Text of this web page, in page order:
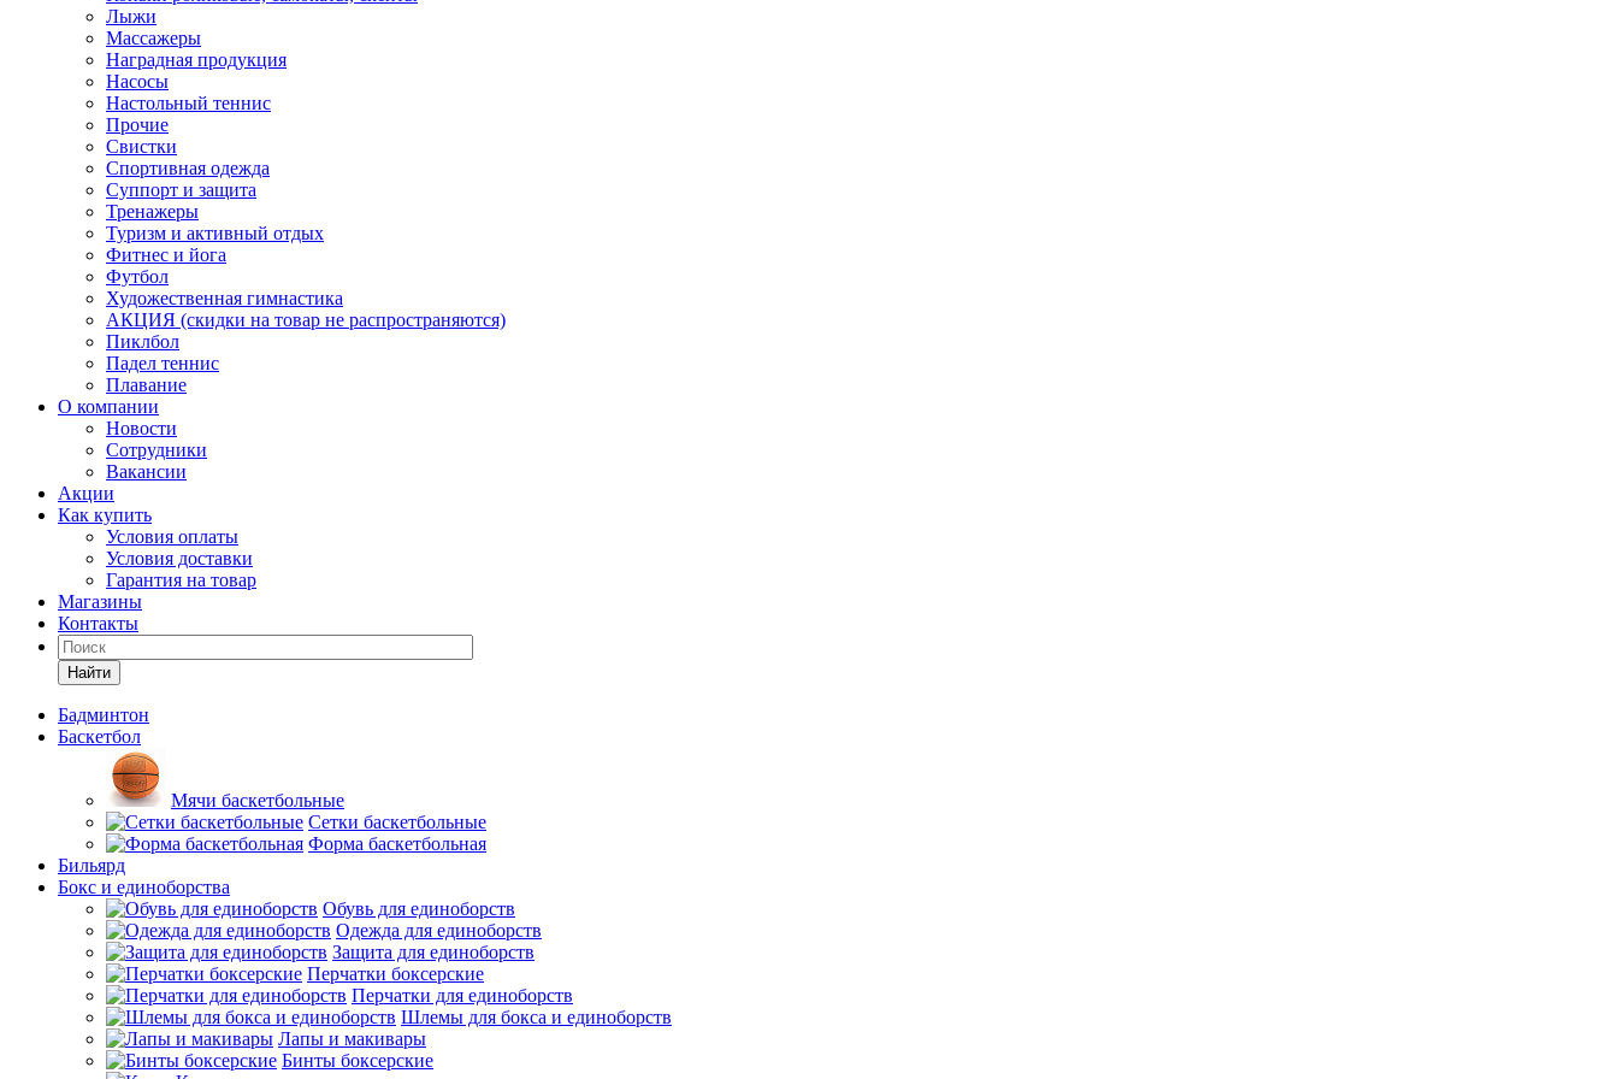
Лыжи
Массажеры
Наградная продукция
Насосы
Настольный теннис
Прочие
Свистки
Спортивная одежда
Суппорт и защита
Тренажеры
Туризм и активный отдых
Фитнес и йога
Футбол
Художественная гимнастика
АКЦИЯ (скидки на товар не распространяются)
Пиклбол
Падел теннис
Плавание
О компании
Новости
Сотрудники
Вакансии
Акции
Как купить
Условия оплаты
Условия доставки
Гарантия на товар
Магазины
Контакты
Найти
Бадминтон
Баскетбол
Мячи баскетбольные
Сетки баскетбольные
Форма баскетбольная
Бильярд
Бокс и единоборства
Обувь для единоборств
Одежда для единоборств
Защита для единоборств
Перчатки боксерские
Перчатки для единоборств
Шлемы для бокса и единоборств
Лапы и макивары
Бинты боксерские